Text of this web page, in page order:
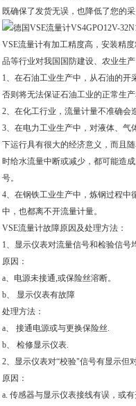
既确保了发货无误，也降低了您的
VSE流量计有加工精度高，安装精
品等行业对我国国防建设、农业生
1、在石油工业生产中，从石油的
否则将无法保证石油工业的正常生
2、在化工行业，流量计量不准确会
3、在电力工业生产中，对液体、气
下运行具有很大的经济意义，而且
时给水流量中断或减少，都可能造
号。
4、在钢铁工业生产中，炼钢过程中
中，也都离不开流量计量。
VSE流量计故障原因及处理方法：
1、显示仪表对流量信号和检验信号
原因：
a、电源未接通,或保险丝溶断。
b、 显示仪表有故障
处理方法：
a、 接通电源或与更换保险丝.
b、 检修显示仪表.
2、显示仪表对“校验"信号有显示但
原因：
a. 传感器与显示仪表接线有误，或